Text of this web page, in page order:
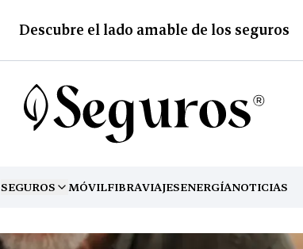
Descubre el lado amable de los seguros
SEGUROS
TOGGLE MENUMÓVILFIBRAVIAJESENERGÍANOTICIAS